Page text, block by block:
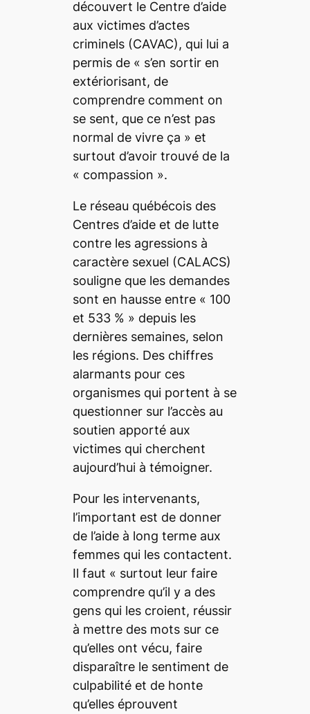
découvert le Centre d’aide
aux victimes d’actes
criminels (CAVAC), qui lui a
permis de « s’en sortir en
extériorisant, de
comprendre comment on
se sent, que ce n’est pas
normal de vivre ça » et
surtout d’avoir trouvé de la
« compassion ».
Le réseau québécois des
Centres d’aide et de lutte
contre les agressions à
caractère sexuel (CALACS)
souligne que les demandes
sont en hausse entre « 100
et 533 % » depuis les
dernières semaines, selon
les régions. Des chiffres
alarmants pour ces
organismes qui portent à se
questionner sur l’accès au
soutien apporté aux
victimes qui cherchent
aujourd’hui à témoigner.
Pour les intervenants,
l’important est de donner
de l’aide à long terme aux
femmes qui les contactent.
Il faut « surtout leur faire
comprendre qu’il y a des
gens qui les croient, réussir
à mettre des mots sur ce
qu’elles ont vécu, faire
disparaître le sentiment de
culpabilité et de honte
qu’elles éprouvent